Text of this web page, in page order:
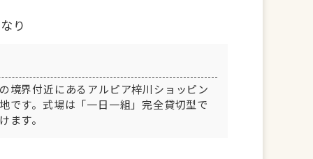
り
境界付近にあるアルピア梓川ショッピン
です。式場は「一日一組」完全貸切型で
ます。